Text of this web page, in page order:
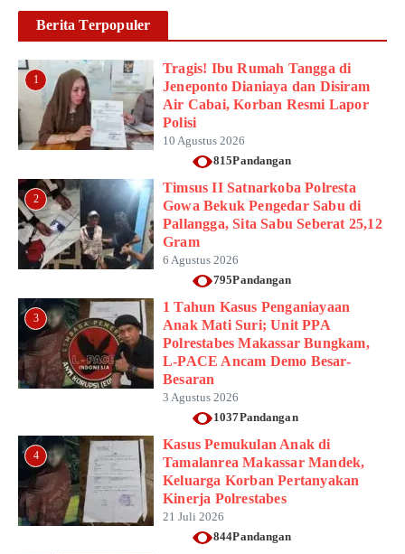
Berita Terpopuler
1
Tragis! Ibu Rumah Tangga di
Jeneponto Dianiaya dan Disiram
Air Cabai, Korban Resmi Lapor
Polisi
10 Agustus 2026
815Pandangan
2
Timsus II Satnarkoba Polresta
Gowa Bekuk Pengedar Sabu di
Pallangga, Sita Sabu Seberat 25,12
Gram
6 Agustus 2026
795Pandangan
3
1 Tahun Kasus Penganiayaan
Anak Mati Suri; Unit PPA
Polrestabes Makassar Bungkam,
L-PACE Ancam Demo Besar-
Besaran
3 Agustus 2026
1037Pandangan
4
Kasus Pemukulan Anak di
Tamalanrea Makassar Mandek,
Keluarga Korban Pertanyakan
Kinerja Polrestabes
21 Juli 2026
844Pandangan